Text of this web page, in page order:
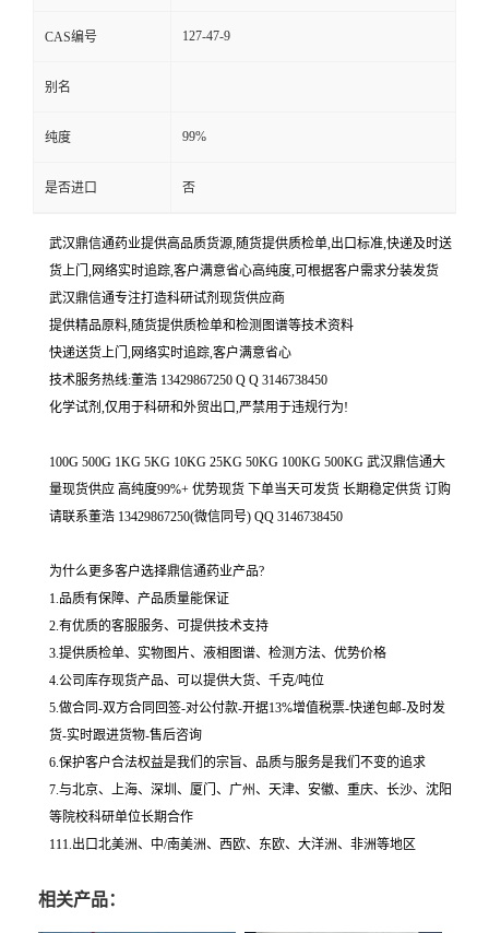
CAS编号 127-47-9
别名
纯度 99%
是否进口 否
武汉鼎信通药业提供高品质货源,随货提供质检单,出口标准,快递及时送
货上门,网络实时追踪,客户满意省心高纯度,可根据客户需求分装发货
武汉鼎信通专注打造科研试剂现货供应商
提供精品原料,随货提供质检单和检测图谱等技术资料
快递送货上门,网络实时追踪,客户满意省心
技术服务热线:董浩 13429867250 Q Q 3146738450
化学试剂,仅用于科研和外贸出口,严禁用于违规行为!
100G 500G 1KG 5KG 10KG 25KG 50KG 100KG 500KG 武汉鼎信通大
量现货供应 高纯度99%+ 优势现货 下单当天可发货 长期稳定供货 订购
请联系董浩 13429867250(微信同号) QQ 3146738450
为什么更多客户选择鼎信通药业产品?
1.品质有保障、产品质量能保证
2.有优质的客服服务、可提供技术支持
3.提供质检单、实物图片、液相图谱、检测方法、优势价格
4.公司库存现货产品、可以提供大货、千克/吨位
5.做合同-双方合同回签-对公付款-开据13%增值税票-快递包邮-及时发
货-实时跟进货物-售后咨询
6.保护客户合法权益是我们的宗旨、品质与服务是我们不变的追求
7.与北京、上海、深圳、厦门、广州、天津、安徽、重庆、长沙、沈阳
等院校科研单位长期合作
111.出口北美洲、中/南美洲、西欧、东欧、大洋洲、非洲等地区
相关产品：